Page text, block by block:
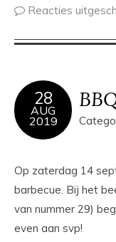
Reacties
28
AUG
2019
Op zaterdag 14
barbecue. Bij het
van nummer 29)
even aan svp!